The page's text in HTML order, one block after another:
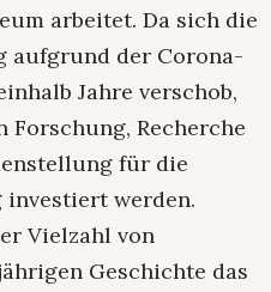
arbeitet. Da sich die
aufgrund der Corona-
Jahre verschob,
Recherche
für die
investiert werden.
Vielzahl von
Geschichte das